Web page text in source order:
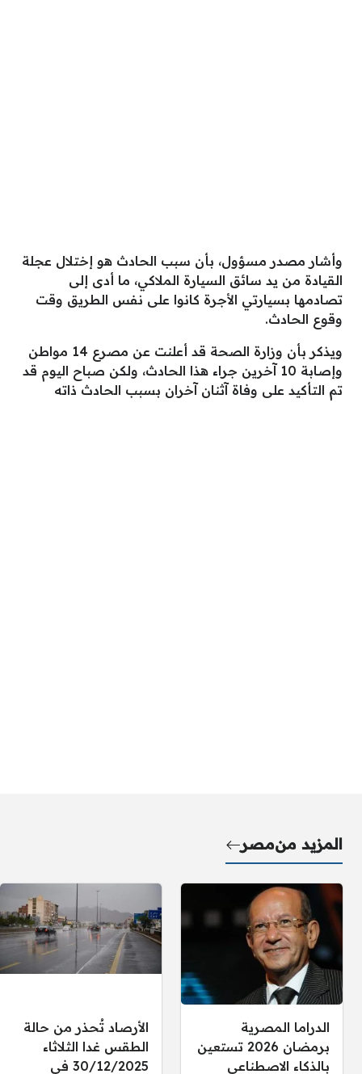
وأشار مصدر مسؤول، بأن سبب الحادث هو إختلال عجلة
القيادة من يد سائق السيارة الملاكي، ما أدى إلى
تصادمها بسيارتي الأجرة كانوا على نفس الطريق وقت
وقوع الحادث.
ويذكر بأن وزارة الصحة قد أعلنت عن مصرع 14 مواطن
وإصابة 10 آخرين جراء هذا الحادث، ولكن صباح اليوم قد
تم التأكيد على وفاة آثنان آخران بسبب الحادث ذاته
المزيد منمصر
الدراما المصرية
برمضان 2026 تستعين
بالذكاء الاصطناعي
الأرصاد تُحذر من حالة
الطقس غدا الثلاثاء
30/12/2025 في